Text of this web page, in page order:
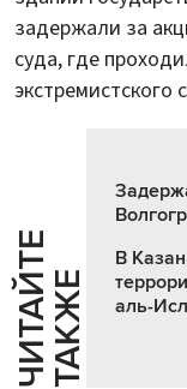
задержали за
суда, где
Ч
И
Т
АЙ
Т
Е
Т
А
К
ЖЕ
В
аль-